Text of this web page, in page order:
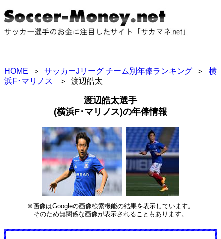
HOME ＞ サッカーJリーグ チーム別年俸ランキング ＞
横
浜F･マリノス
＞ 渡辺皓太
渡辺皓太選手
(横浜F･マリノス)の年俸情報
※画像はGoogleの画像検索機能の結果を表示しています。
そのため無関係な画像が表示されることもあります。